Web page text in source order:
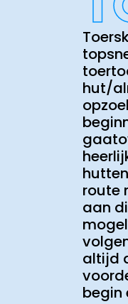
hut/
route
aan
altijd
begin